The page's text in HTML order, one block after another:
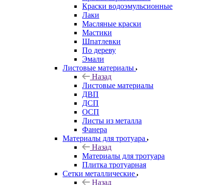
Краски водоэмульсионные
Лаки
Масляные краски
Мастики
Шпатлевки
По дереву
Эмали
Листовые материалы
Назад
Листовые материалы
ДВП
ДСП
ОСП
Листы из металла
Фанера
Материалы для тротуара
Назад
Материалы для тротуара
Плитка тротуарная
Сетки металлические
Назад